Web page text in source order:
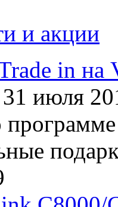
и акции
in на
июля